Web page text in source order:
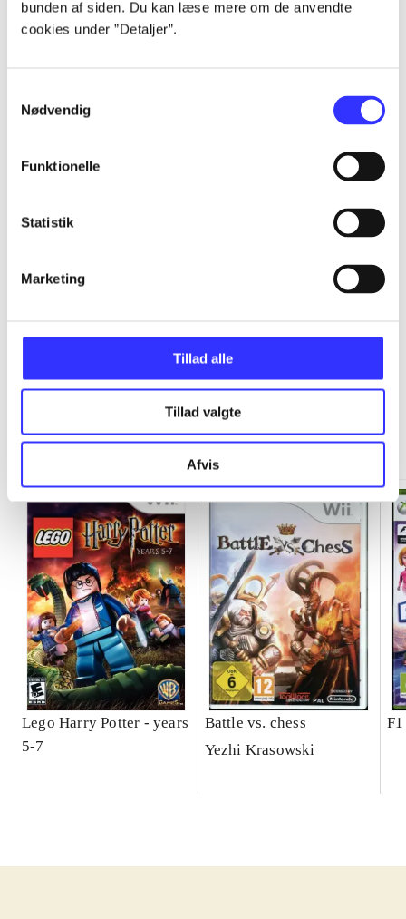
bunden af siden. Du kan læse mere om de anvendte
cookies under ”Detaljer”.
Nødvendig
Funktionelle
Statistik
Marketing
Tillad alle
Tillad valgte
Afvis
Alle registrerede artikler fordelt på udgivelser
Minder om
Lego Harry Potter - years
5-7
Battle vs. chess
Yezhi Krasowski